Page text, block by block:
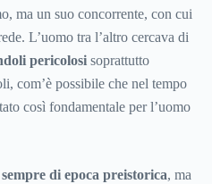
ma un suo concorrente, con cui
L’uomo tra l’altro cercava di
pericolosi soprattutto
com’è possibile che nel tempo
così fondamentale per l’uomo
di epoca preistorica, ma